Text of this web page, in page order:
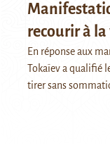
recourir à
En réponse aux
Tokaïev a qualifié
tirer sans